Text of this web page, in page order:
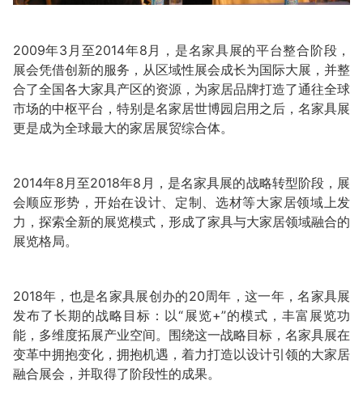
2009年3月至2014年8月，是名家具展的平台整合阶段，
展会凭借创新的服务，从区域性展会成长为国际大展，并整
合了全国各大家具产区的资源，为家居品牌打造了通往全球
市场的中枢平台，特别是名家居世博园启用之后，名家具展
更是成为全球最大的家居展贸综合体。
2014年8月至2018年8月，是名家具展的战略转型阶段，展
会顺应形势，开始在设计、定制、选材等大家居领域上发
力，探索全新的展览模式，形成了家具与大家居领域融合的
展览格局。
2018年，也是名家具展创办的20周年，这一年，名家具展
发布了长期的战略目标：以“展览+”的模式，丰富展览功
能，多维度拓展产业空间。围绕这一战略目标，名家具展在
变革中拥抱变化，拥抱机遇，着力打造以设计引领的大家居
融合展会，并取得了阶段性的成果。